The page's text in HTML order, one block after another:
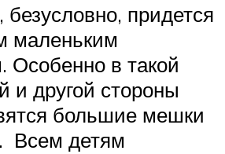
безусловно, придется
маленьким
Особенно в такой
и другой стороны
большие мешки
Всем детям